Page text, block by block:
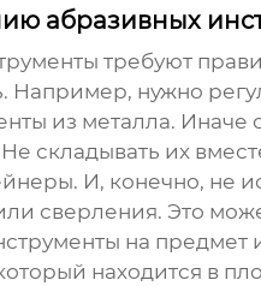
абразивных
требуют
нужно
из металла. Иначе
складывать их
И, конечно, не
сверления. Это
на
находится в